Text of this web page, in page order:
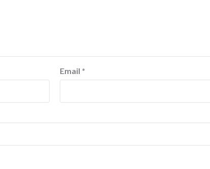
Email *